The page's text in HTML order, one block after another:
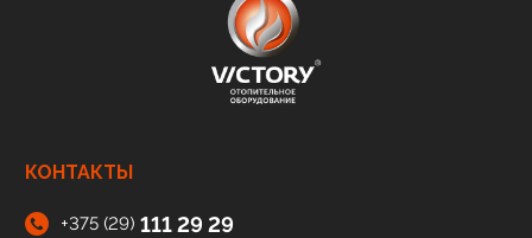
КОНТАКТЫ
+375 (29) 111 29 29